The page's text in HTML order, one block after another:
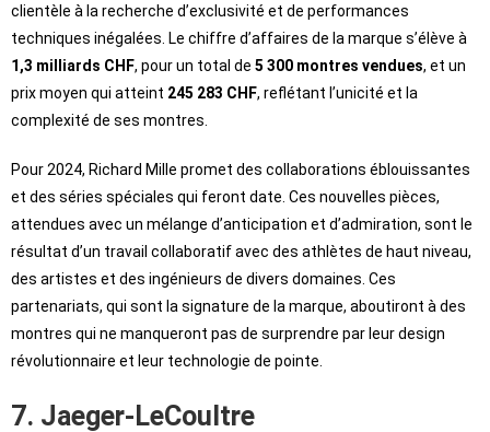
clientèle à la recherche d’exclusivité et de performances
techniques inégalées. Le chiffre d’affaires de la marque s’élève à
1,3 milliards CHF, pour un total de 5 300 montres vendues, et un
prix moyen qui atteint 245 283 CHF, reflétant l’unicité et la
complexité de ses montres.
Pour 2024, Richard Mille promet des collaborations éblouissantes
et des séries spéciales qui feront date. Ces nouvelles pièces,
attendues avec un mélange d’anticipation et d’admiration, sont le
résultat d’un travail collaboratif avec des athlètes de haut niveau,
des artistes et des ingénieurs de divers domaines. Ces
partenariats, qui sont la signature de la marque, aboutiront à des
montres qui ne manqueront pas de surprendre par leur design
révolutionnaire et leur technologie de pointe.
7. Jaeger-LeCoultre